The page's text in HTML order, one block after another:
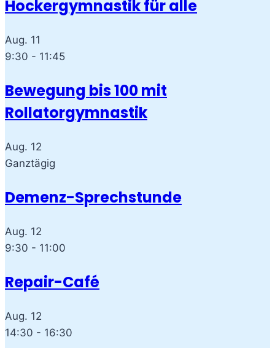
Hockergymnastik für alle
Aug. 11
9:30 - 11:45
Bewegung bis 100 mit
Rollatorgymnastik
Aug. 12
Ganztägig
Demenz-Sprechstunde
Aug. 12
9:30 - 11:00
Repair-Café
Aug. 12
14:30 - 16:30